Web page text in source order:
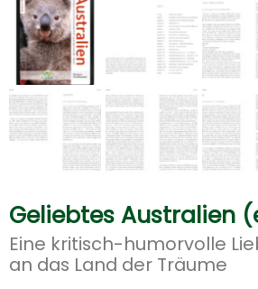
Geliebtes Australien
Eine kritisch-humorvolle
an das Land der Träume